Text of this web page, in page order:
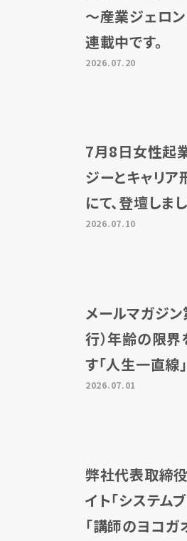
～産業ジェロ
連載中です。
2026.07.20
7月8日女性起
ジーとキャリア
にて、登壇しまし
2026.07.10
メールマガジン
行）年齢の限
す「人生一直線
2026.07.01
弊社代表取締
イト「システム
「講師のヨコガ